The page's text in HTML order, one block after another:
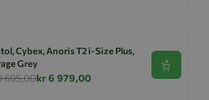
Cybex, Anoris T2 i-Size Plus,
Grey
695,00kr 6 979,00
Se